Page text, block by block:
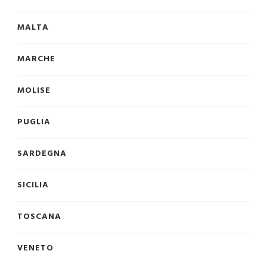
MALTA
MARCHE
MOLISE
PUGLIA
SARDEGNA
SICILIA
TOSCANA
VENETO